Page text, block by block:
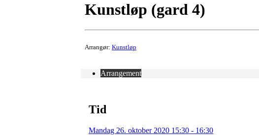
Kunstløp (gard 4)
Arrangør: Kunstløp
Arrangement
Tid
Mandag 26. oktober 2020 15:30 - 16:30